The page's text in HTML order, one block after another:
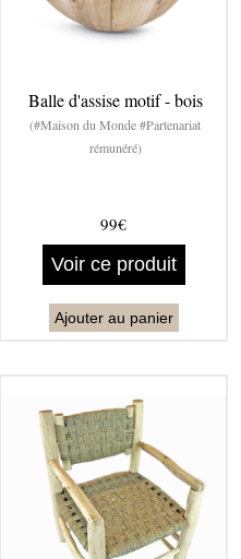
Balle d'assise motif - bois
(#Maison du Monde #Partenariat
rémunéré)
99€
Voir ce produit
Ajouter au panier